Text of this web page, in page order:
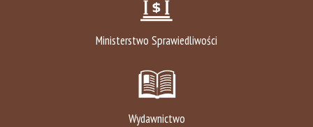
Ministerstwo Sprawiedliwości
Wydawnictwo